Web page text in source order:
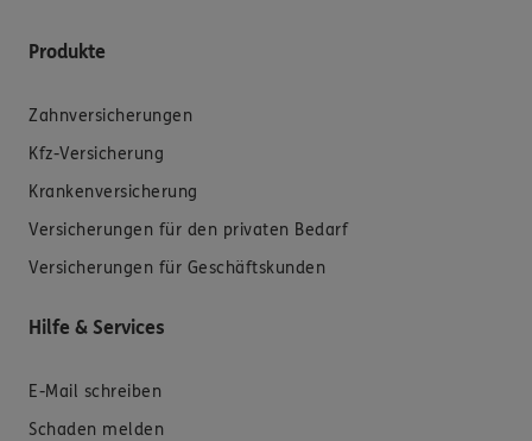
Produkte
Zahnversicherungen
Kfz-Versicherung
Krankenversicherung
Versicherungen für den privaten Bedarf
Versicherungen für Geschäftskunden
Hilfe & Services
E-Mail schreiben
Schaden melden